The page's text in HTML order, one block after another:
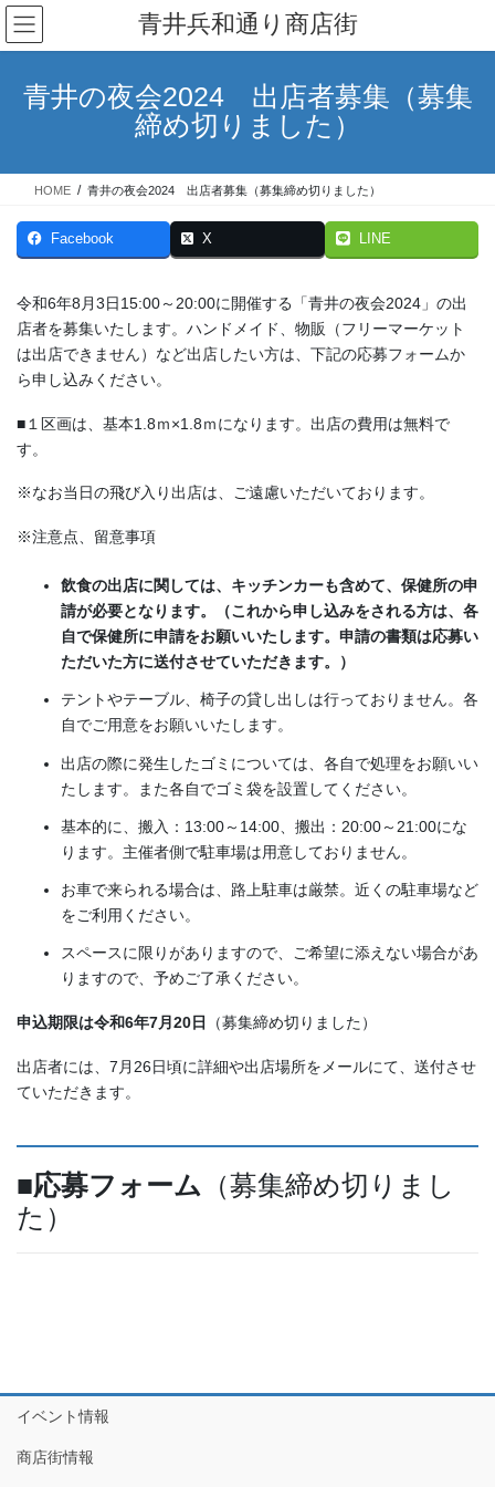
コ
ン
テ
キ
ナ
ビ
ゲ
に
青井兵和通り商店街
青井の夜会2024 出店者募集（募集
締め切りました）
HOME 青井の夜会2024 出店者募集（募集締め切りました）
Facebook X LINE
令和6年8月3日15:00～20:00に開催する「青井の夜会2024」の出
店者を募集いたします。ハンドメイド、物販（フリーマーケット
は出店できません）など出店したい方は、下記の応募フォームか
ら申し込みください。
■１区画は、基本1.8ｍ×1.8ｍになります。出店の費用は無料で
す。
※なお当日の飛び入り出店は、ご遠慮いただいております。
※注意点、留意事項
飲食の出店に関しては、キッチンカーも含めて、保健所の申
請が必要となります。（これから申し込みをされる方は、各
自で保健所に申請をお願いいたします。申請の書類は応募い
ただいた方に送付させていただきます。）
テントやテーブル、椅子の貸し出しは行っておりません。各
自でご用意をお願いいたします。
出店の際に発生したゴミについては、各自で処理をお願いい
たします。また各自でゴミ袋を設置してください。
基本的に、搬入：13:00～14:00、搬出：20:00～21:00にな
ります。主催者側で駐車場は用意しておりません。
お車で来られる場合は、路上駐車は厳禁。近くの駐車場など
をご利用ください。
スペースに限りがありますので、ご希望に添えない場合があ
りますので、予めご了承ください。
申込期限は令和6年7月20日 （募集締め切りました）
出店者には、7月26日頃に詳細や出店場所をメールにて、送付させ
ていただきます。
■応募フォーム （募集締め切りまし
た）
イベント情報
商店街情報